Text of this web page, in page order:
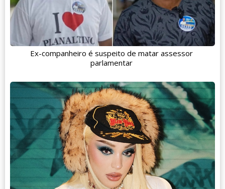
Ex-companheiro é suspeito de matar assessor
parlamentar